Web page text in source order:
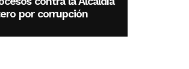
por corrupción